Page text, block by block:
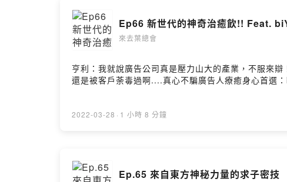
Ep66 新世代的神奇治癒飲!! Feat.
來去葉總會
亨利：我就說廣告公司真是壓力山大的產業，不服來
還是被客戶荼毒過啊....真心不騙廣告人療癒身心首
2022-03-28 · 1 小時 8 分鐘
Ep.65 來自東方神秘力量的求子密技